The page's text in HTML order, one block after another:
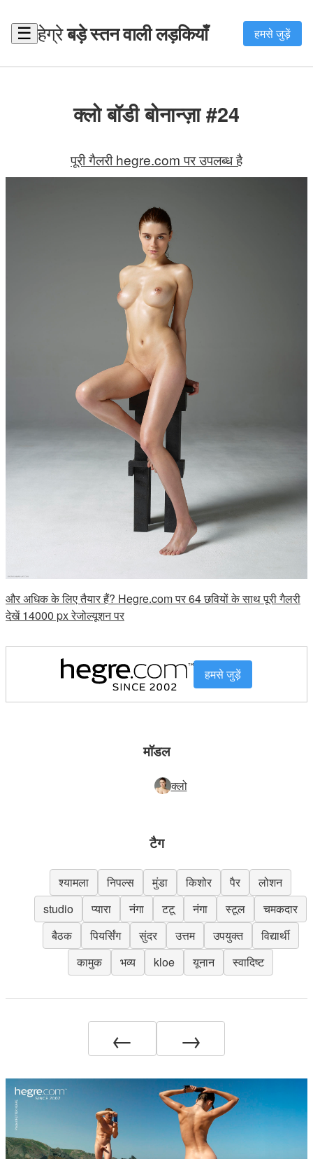
☰ हेग्रेबड़े स्तन वाली लड़कियाँ हमसे जुड़ें
क्लो बॉडी बोनान्ज़ा #24
पूरी गैलरी hegre.com पर उपलब्ध है
और अधिक के लिए तैयार हैं? Hegre.com पर 64 छवियों के साथ पूरी गैलरी
देखें 14000 px रेजोल्यूशन पर
हमसे जुड़ें
मॉडल
क्लो
टैग
श्यामला निपल्स मुंडा किशोर पैर
लोशन
studio
प्यारा नंगा टटू नंगा स्टूल
चमकदार
बैठक
पियर्सिंग सुंदर उत्तम उपयुक्त
विद्यार्थी
कामुक
भव्य kloe यूनान स्वादिष्ट
← →